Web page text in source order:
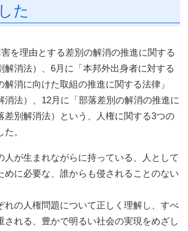
た
を理由とする差別の解消の推進に関する
解消法）、6月に「本邦外出身者に対する
消に向けた取組の推進に関する法律」
消法）、12月に「部落差別の解消の推進に
差別解消法）という、人権に関する3つの
。
人が生まれながらに持っている、人として
めに必要な、誰からも侵されることのない
れの人権問題について正しく理解し、すべ
される、豊かで明るい社会の実現をめざし